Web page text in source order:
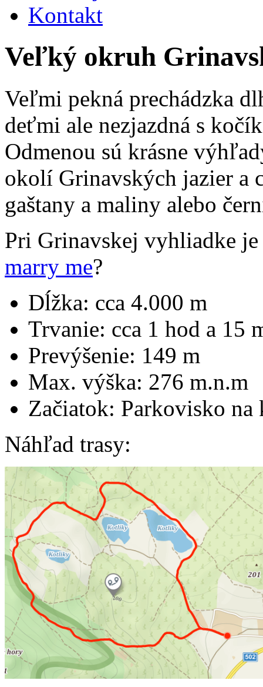
Kontakt
Veľký okruh
Veľmi pekná prechádzka
deťmi ale nezjazdná s
Odmenou sú krásne
okolí Grinavských jazier a
gaštany a maliny alebo
Pri Grinavskej vyhliadke
marry me?
Dĺžka: cca 4.000 m
Trvanie: cca 1 hod a 15
Prevýšenie: 149 m
Max. výška: 276 m.n.m
Začiatok: Parkovisko
Náhľad trasy: